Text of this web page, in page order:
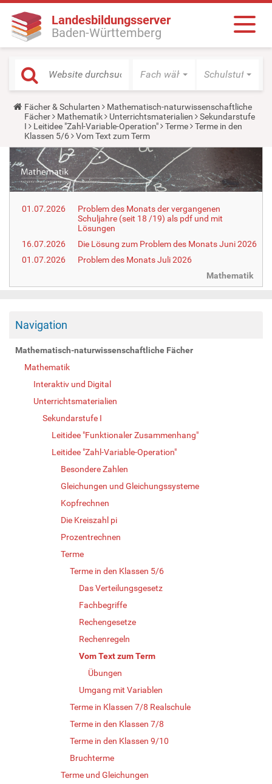
Landesbildungsserver
Baden-Württemberg
Fach wählen Schulstufe
Y
o
u
a
r
e
h
e
r
e
Fächer & Schularten
Mathematisch-naturwissenschaftliche
Fächer
Mathematik Unterrichtsmaterialien
Sekundarstufe
I
Leitidee "Zahl-Variable-Operation" Terme
Terme in den
Klassen 5/6
Vom Text zum Term
01.07.2026
Problem des Monats der vergangenen
Schuljahre (seit 18 /19) als pdf und mit
Lösungen
16.07.2026
Die Lösung zum Problem des Monats Juni 2026
01.07.2026
Problem des Monats Juli 2026
Mathematik
Navigation
Mathematisch-naturwissenschaftliche Fächer
Mathematik
Interaktiv und Digital
Unterrichtsmaterialien
Sekundarstufe I
Leitidee "Funktionaler Zusammenhang"
Leitidee "Zahl-Variable-Operation"
Besondere Zahlen
Gleichungen und Gleichungssysteme
Kopfrechnen
Die Kreiszahl pi
Prozentrechnen
Terme
Terme in den Klassen 5/6
Das Verteilungsgesetz
Fachbegriffe
Rechengesetze
Rechenregeln
Vom Text zum Term
Übungen
Umgang mit Variablen
Terme in Klassen 7/8 Realschule
Terme in den Klassen 7/8
Terme in den Klassen 9/10
Bruchterme
Terme und Gleichungen